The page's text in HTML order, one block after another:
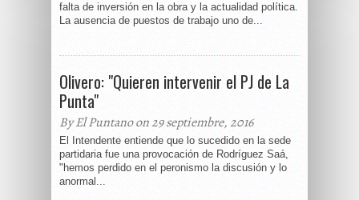
falta de inversión en la obra y la actualidad política.
La ausencia de puestos de trabajo uno de...
Olivero: "Quieren intervenir el PJ de La
Punta"
By El Puntano on 29 septiembre, 2016
El Intendente entiende que lo sucedido en la sede
partidaria fue una provocación de Rodríguez Saá,
"hemos perdido en el peronismo la discusión y lo
anormal...